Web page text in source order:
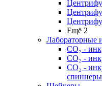
Ещё 2
Лабораторные
СО₂ -
СО₂ -
СО₂ -
спиннеры